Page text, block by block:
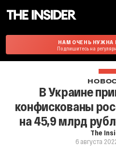
НАМ ОЧЕНЬ
Подпишитесь на
В Украине
конфискованы
на 45,9 млрд
The
6 августа